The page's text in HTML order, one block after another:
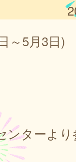
～5月3日)
ンターよ